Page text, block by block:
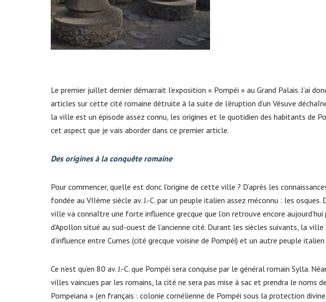
Le premier juillet dernier démarrait l’exposition « Pompéi » au Grand Palais. J’ai
articles sur cette cité romaine détruite à la suite de l’éruption d’un Vésuve
la ville est un épisode assez connu, les origines et le quotidien des habitants de
cet aspect que je vais aborder dans ce premier article.
Des origines à la conquête romaine
Pour commencer, quelle est donc l’origine de cette ville ? D’après les
fondée au VIIème siècle av. J.-C. par un peuple italien assez méconnu : les
ville va connaître une forte influence grecque que l’on retrouve encore
d’Apollon situé au sud-ouest de l’ancienne cité. Durant les siècles suivants, la
d’influence entre Cumes (cité grecque voisine de Pompéi) et un autre peuple
Ce n’est qu’en 80 av. J.-C. que Pompéi sera conquise par le général romain Sylla.
villes vaincues par les romains, la cité ne sera pas mise à sac et prendra le noms
Pompeiana » (en français : colonie cornélienne de Pompéi sous la protection